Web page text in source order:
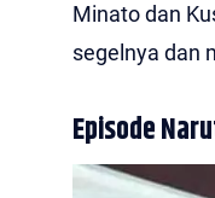
Minato dan
segelnya dan
Episode